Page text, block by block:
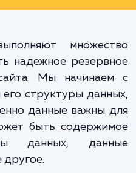
которая
массу
ваш бизнес